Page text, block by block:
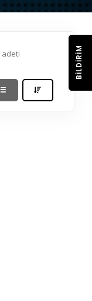
adeti
BILDIRIM